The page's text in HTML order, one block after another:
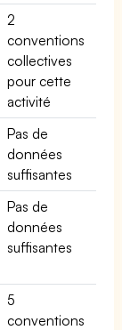
2
conventions
collectives
pour cette
activité
Pas de
données
suffisantes
Pas de
données
suffisantes
5
conventions